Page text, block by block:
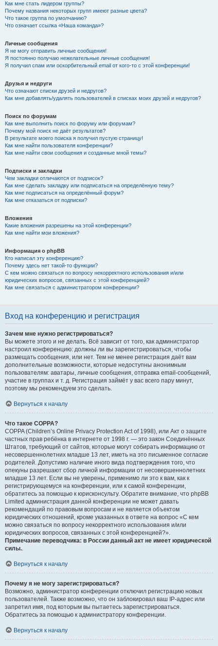
Как мне стать лидером группы?
Почему названия некоторых групп имеют разные цвета?
Что такое группа по умолчанию?
Что означает ссылка «Наша команда»?
Личные сообщения
Я не могу отправить личные сообщения!
Я постоянно получаю нежелательные личные сообщения!
Я получил спам или оскорбительный email от кого-то с этой конференции!
Друзья и недруги
Что означают списки друзей и недругов?
Как мне добавлять/удалять пользователей в списках моих друзей и недругов?
Поиск по форумам
Как мне выполнить поиск по форуму или форумам?
Почему мой поиск не даёт результатов?
В результате моего поиска я получил пустую страницу!
Как мне найти пользователя конференции?
Как мне найти свои сообщения и созданные мной темы?
Подписки и закладки
Чем закладки отличаются от подписок?
Как мне сделать закладку или подписаться на определённую тему?
Как мне подписаться на определённый форум?
Как мне отказаться от подписки?
Вложения
Какие вложения разрешены на этой конференции?
Как мне найти мои вложения?
Информация о phpBB
Кто написал эту конференцию?
Почему здесь нет такой-то функции?
С кем можно связаться по вопросу некорректного использования и/или
юридических вопросов, связанных с этой конференцией?
Как мне связаться с администратором конференции?
Вход на конференцию и регистрация
Зачем мне нужно регистрироваться?
Вы можете этого и не делать. Всё зависит от того, как администратор
настроил конференцию: должны ли вы зарегистрироваться, чтобы
размещать сообщения, или нет. Тем не менее регистрация даёт вам
дополнительные возможности, которые недоступны анонимным
пользователям: аватары, личные сообщения, отправка email-сообщений,
участие в группах и т. д. Регистрация займёт у вас всего пару минут,
поэтому мы рекомендуем это сделать.
Вернуться к началу
Что такое COPPA?
COPPA (Children’s Online Privacy Protection Act of 1998), или Акт о защите
частных прав ребёнка в интернете от 1998 г. — это закон Соединённых
Штатов, требующий от сайтов, которые могут собирать информацию от
несовершеннолетних младше 13 лет, иметь на это письменное согласие
родителей. Допустимо наличие иного вида подтверждения того, что
опекуны разрешают сбор личной информации от несовершеннолетних
младше 13 лет. Если вы не уверены, применимо ли это к вам, как к
регистрирующемуся на конференции, или к самой конференции,
обратитесь за помощью к юрисконсульту. Обратите внимание, что phpBB
Limited администрация данной конференции не может давать
рекомендаций по правовым вопросам и не является объектом
юридических отношений, кроме указанных в ответе на вопрос «С кем
можно связаться по вопросу некорректного использования и/или
юридических вопросов, связанных с этой конференцией?».
Примечание переводчика: в России данный акт не имеет юридической
силы..
Вернуться к началу
Почему я не могу зарегистрироваться?
Возможно, администратор конференции отключил регистрацию новых
пользователей. Также возможно, что он заблокировал ваш IP-адрес или
запретил имя, под которым вы пытаетесь зарегистрироваться.
Обратитесь за помощью к администратору конференции.
Вернуться к началу